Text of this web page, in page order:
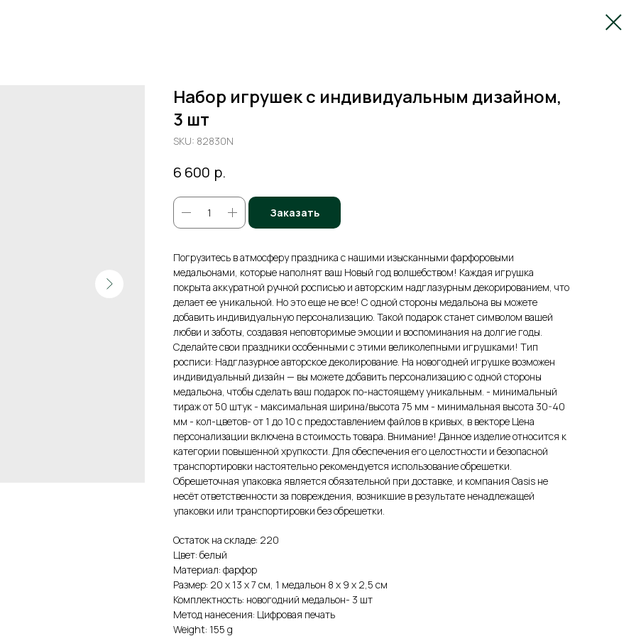
Набор игрушек с индивидуальным дизайном,
3 шт
SKU: 82830N
6 600 р.
Заказать
Погрузитесь в атмосферу праздника с нашими изысканными фарфоровыми
медальонами, которые наполнят ваш Новый год волшебством! Каждая игрушка
покрыта аккуратной ручной росписью и авторским надглазурным декорированием, что
делает ее уникальной. Но это еще не все! С одной стороны медальона вы можете
добавить индивидуальную персонализацию. Такой подарок станет символом вашей
любви и заботы, создавая неповторимые эмоции и воспоминания на долгие годы.
Сделайте свои праздники особенными с этими великолепными игрушками! Тип
росписи: Надглазурное авторское деколирование. На новогодней игрушке возможен
индивидуальный дизайн — вы можете добавить персонализацию с одной стороны
медальона, чтобы сделать ваш подарок по-настоящему уникальным. - минимальный
тираж от 50 штук - максимальная ширина/высота 75 мм - минимальная высота 30-40
мм - кол-цветов- от 1 до 10 с предоставлением файлов в кривых, в векторе Цена
персонализации включена в стоимость товара. Внимание! Данное изделие относится к
категории повышенной хрупкости. Для обеспечения его целостности и безопасной
транспортировки настоятельно рекомендуется использование обрешетки.
Обрешеточная упаковка является обязательной при доставке, и компания Oasis не
несёт ответственности за повреждения, возникшие в результате ненадлежащей
упаковки или транспортировки без обрешетки.
Остаток на складе: 220
Цвет: белый
Материал: фарфор
Размер: 20 х 13 х 7 см, 1 медальон 8 х 9 х 2,5 см
Комплектность: новогодний медальон- 3 шт
Метод нанесения: Цифровая печать
Weight: 155 g